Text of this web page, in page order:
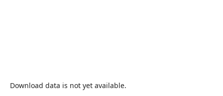
Download data is not yet available.